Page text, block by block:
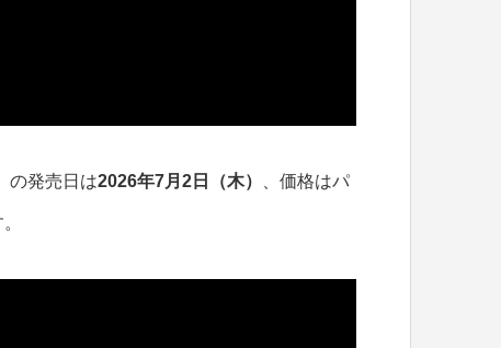
の発売日は2026年7月2日（木） 、価格はパ